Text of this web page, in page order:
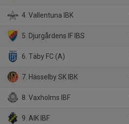
4. Vallentuna IBK
5. Djurgårdens IF IBS
6. Täby FC (A)
7. Hässelby SK IBK
8. Vaxholms IBF
9. AIK IBF